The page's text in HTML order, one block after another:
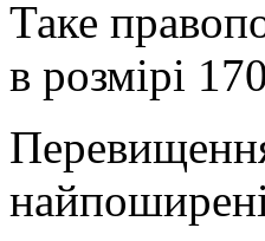
Таке
в розмірі